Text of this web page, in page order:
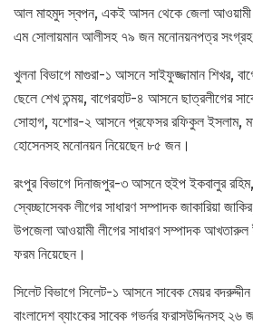
আল মাহমুদ স্বপন, একই আসন থেকে জেলা আওয়ামী
এম সোলায়মান আলীসহ ৭৯ জন মনোনয়নপত্র
খুলনা বিভাগে মাগুরা-১ আসনে সাইফুজ্জামান শিখর,
ছেলে শেখ তন্ময়, বাগেরহাট-৪ আসনে ছাত্রলীগের
সোহাগ, যশোর-২ আসনে প্রফেসর রফিকুল ইসলাম,
হোসেনসহ মনোনয়ন নিয়েছেন ৮৫ জন।
রংপুর বিভাগে দিনাজপুর-৩ আসনে হুইপ ইকবালুর
স্বেচ্ছাসেবক লীগের সাধারণ সম্পাদক জাকারিয়া
উপজেলা আওয়ামী লীগের সাধারণ সম্পাদক
ফরম নিয়েছেন।
সিলেট বিভাগে সিলেট-১ আসনে সাবেক মেয়র
বাংলাদেশ ব্যাংকের সাবেক গভর্নর ফরাসউদ্দিনসহ ২৬